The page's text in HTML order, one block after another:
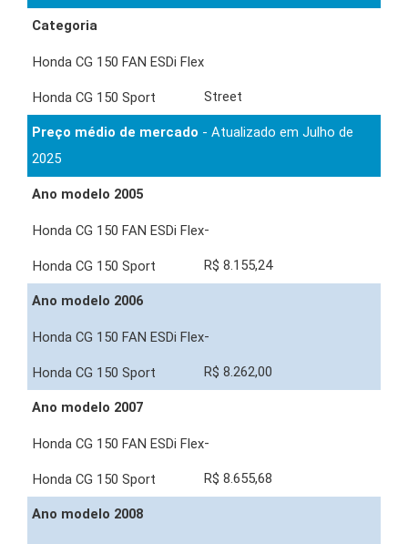
Categoria
Street
Preço médio de mercado - Atualizado em Julho de
2025
Ano modelo 2005
-
R$ 8.155,24
Ano modelo 2006
-
R$ 8.262,00
Ano modelo 2007
-
R$ 8.655,68
Ano modelo 2008